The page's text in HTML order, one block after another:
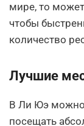
мире, то
чтобы
количество
Лучшие
В Ли Юэ можно
посещать